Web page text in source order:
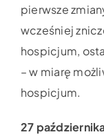
pierwsze
wcześniej
hospicjum,
– w miarę
hospicjum.
27